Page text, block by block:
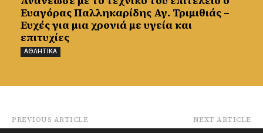
Ευαγόρας Παλληκαρίδης Αγ. Τριμιθιάς –
Ευχές για μια χρονιά με υγεία και
επιτυχίες
ΑΘΛΗΤΙΚΑ
PREVIOUS ARTICLE NEXT ARTICLE